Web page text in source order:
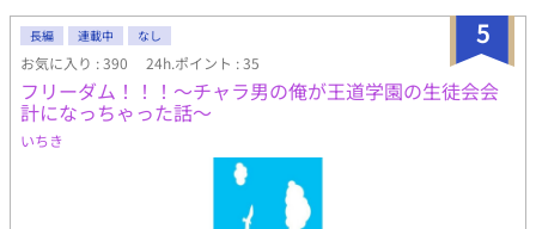
5
長編 連載中 なし
お気に入り : 390 24h.ポイント : 35
フリーダム！！！～チャラ男の俺が王道学園の生徒会会
計になっちゃった話～
いちき